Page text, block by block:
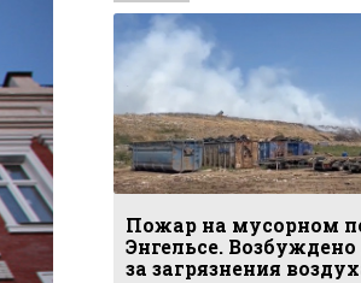
Пожар на мусорном
Энгельсе. Возбуждено
за загрязнения